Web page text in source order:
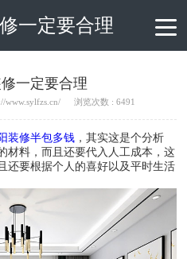
一定要合理
一定要合理
www.sylfzs.cn/ 浏览次数 : 6491
装修半包多钱 ，其实这是个分析
材料，而且还要代入人工成本，这
还要根据个人的喜好以及平时生活